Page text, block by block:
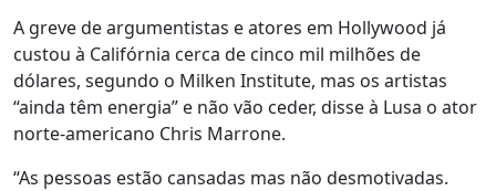
A greve de argumentistas e atores em Hollywood já
custou à Califórnia cerca de cinco mil milhões de
dólares, segundo o Milken Institute, mas os artistas
“ainda têm energia” e não vão ceder, disse à Lusa o ator
norte-americano Chris Marrone.
“As pessoas estão cansadas mas não desmotivadas.